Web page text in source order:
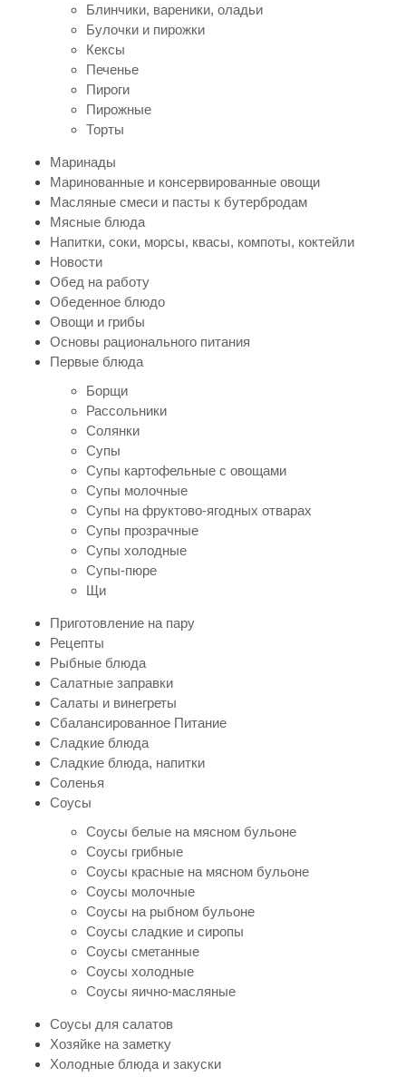
Блинчики, вареники, оладьи
Булочки и пирожки
Кексы
Печенье
Пироги
Пирожные
Торты
Маринады
Маринованные и консервированные овощи
Масляные смеси и пасты к бутербродам
Мясные блюда
Напитки, соки, морсы, квасы, компоты, коктейли
Новости
Обед на работу
Обеденное блюдо
Овощи и грибы
Основы рационального питания
Первые блюда
Борщи
Рассольники
Солянки
Супы
Супы картофельные с овощами
Супы молочные
Супы на фруктово-ягодных отварах
Супы прозрачные
Супы холодные
Супы-пюре
Щи
Приготовление на пару
Рецепты
Рыбные блюда
Салатные заправки
Салаты и винегреты
Сбалансированное Питание
Сладкие блюда
Сладкие блюда, напитки
Соленья
Соусы
Соусы белые на мясном бульоне
Соусы грибные
Соусы красные на мясном бульоне
Соусы молочные
Соусы на рыбном бульоне
Соусы сладкие и сиропы
Соусы сметанные
Соусы холодные
Соусы яично-масляные
Соусы для салатов
Хозяйке на заметку
Холодные блюда и закуски